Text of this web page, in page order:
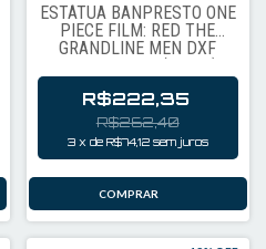
ESTÁTUA BANPRESTO ONE
PIECE FILM: RED THE
GRANDLINE MEN DXF
VOL.8 - JINBE (91806)
R$222,35
R$262,40
3 xdeR$74,12 sem juros